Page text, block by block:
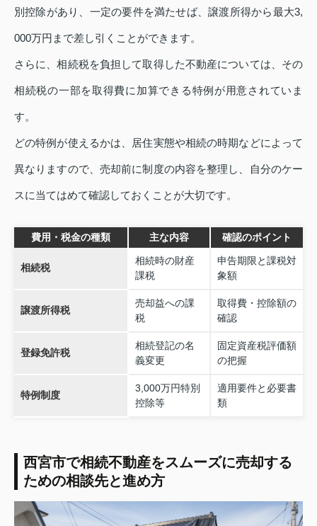
別控除があり、一定の要件を満たせば、譲渡所得から最大3,
000万円まで差し引くことができます。
さらに、相続税を負担して取得した不動産については、その
相続税の一部を取得費に加算できる特例が用意されていま
す。
どの特例が使えるかは、居住実態や相続の時期などによって
異なりますので、売却前に制度の内容を整理し、自分のケー
スに当てはめて確認しておくことが大切です。
費用・税金の種類 主な内容 確認のポイント
相続税
相続時の財産
課税
申告期限と課税対
象額
譲渡所得税
売却益への課
税
取得費・控除額の
確認
登録免許税
相続登記の名
義変更
固定資産税評価額
の把握
特例制度
3,000万円特別
控除等
適用要件と必要書
類
西宮市で相続不動産をスムーズに売却する
ための相談先と進め方